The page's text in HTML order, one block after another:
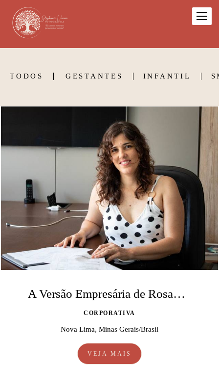
TODOS GESTANTES INFANTIL
A Versão Empresária de Rosangela
CORPORATIVA
Nova Lima, Minas Gerais/Brasil
VEJA MAIS